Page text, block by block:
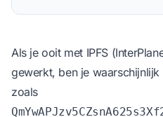
Als je ooit met IPFS
gewerkt, ben je
zoals